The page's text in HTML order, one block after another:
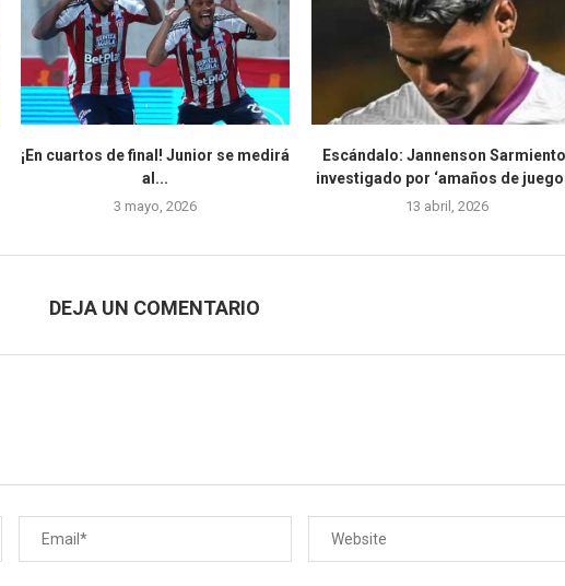
¡En cuartos de final! Junior se medirá
al...
3 mayo, 2026
Escándalo: Jannenson
investigado por ‘amaños de
13 abril, 2026
DEJA UN COMENTARIO